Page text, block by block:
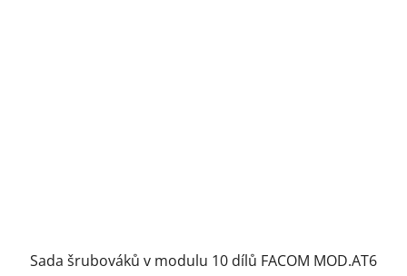
Sada šrubováků v modulu 10 dílů FACOM MOD.AT6